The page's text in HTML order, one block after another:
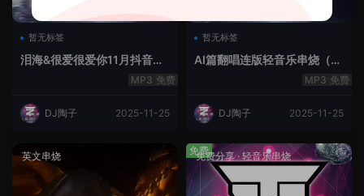
暂无标签
泪海&很爱很爱你11月抖音串
免费
DJ陶子 2025-11-25
暂无标签
AI篇翻唱连版轻音乐串烧（治
免费
DJ陶子 2025-11-25
英文串烧 免费分享·轻音乐串烧
免费